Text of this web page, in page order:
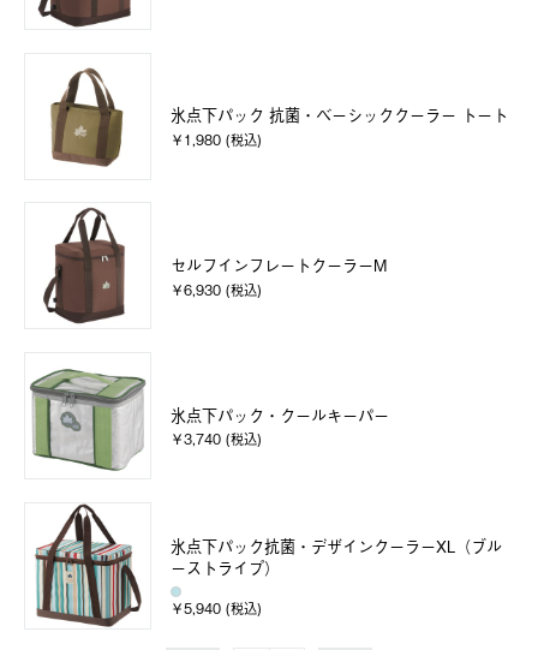
氷点下パック 抗菌・ベーシッククーラー トート
￥1,980 (税込)
セルフインフレートクーラーM
￥6,930 (税込)
氷点下パック・クールキーパー
￥3,740 (税込)
氷点下パック抗菌・デザインクーラーXL（ブル
ーストライプ）
￥5,940 (税込)